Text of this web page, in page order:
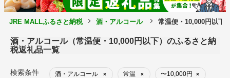
JRE MALLふるさと納税 酒・アルコール 常温便・10,000円以下
酒・アルコール（常温便・10,000円以下）のふるさと納
税返礼品一覧
検索条件 酒・アルコール × 常温 × 〜10,000円 ×